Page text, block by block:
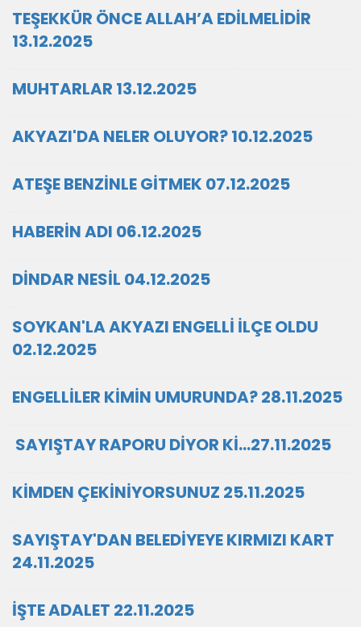
TEŞEKKÜR ÖNCE ALLAH’A EDİLMELİDİR
13.12.2025
MUHTARLAR 13.12.2025
AKYAZI'DA NELER OLUYOR? 10.12.2025
ATEŞE BENZİNLE GİTMEK 07.12.2025
HABERİN ADI 06.12.2025
DİNDAR NESİL 04.12.2025
SOYKAN'LA AKYAZI ENGELLİ İLÇE OLDU
02.12.2025
ENGELLİLER KİMİN UMURUNDA? 28.11.2025
SAYIŞTAY RAPORU DİYOR Kİ…27.11.2025
KİMDEN ÇEKİNİYORSUNUZ 25.11.2025
SAYIŞTAY'DAN BELEDİYEYE KIRMIZI KART
24.11.2025
İŞTE ADALET 22.11.2025